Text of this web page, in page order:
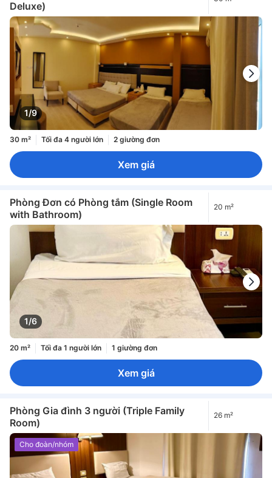
Deluxe)
1/9
30 m² Tối đa 4 người lớn 2 giường đơn
Xem giá
Phòng Đơn có Phòng tắm (Single Room
with Bathroom)
20 m²
1/6
20 m² Tối đa 1 người lớn 1 giường đơn
Xem giá
Phòng Gia đình 3 người (Triple Family
Room)
26 m²
Cho đoàn/nhóm